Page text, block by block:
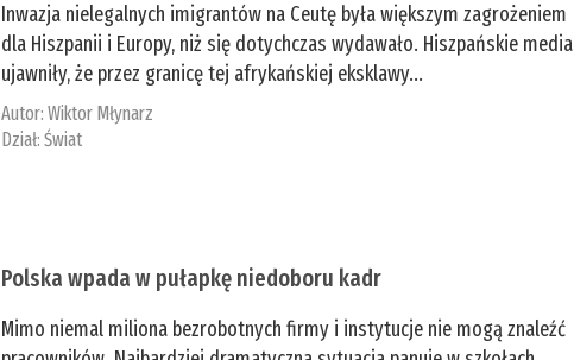
Inwazja nielegalnych imigrantów na Ceutę była większym zagrożeniem
dla Hiszpanii i Europy, niż się dotychczas wydawało. Hiszpańskie media
ujawniły, że przez granicę tej afrykańskiej eksklawy...
Autor:Wiktor Młynarz
Dział:Świat
Polska wpada w pułapkę niedoboru kadr
Mimo niemal miliona bezrobotnych firmy i instytucje nie mogą znaleźć